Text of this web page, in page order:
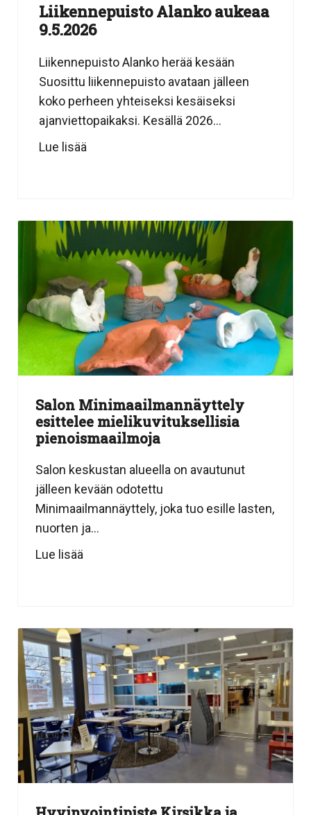
Liikennepuisto Alanko aukeaa
9.5.2026
Liikennepuisto Alanko herää kesään
Suosittu liikennepuisto avataan jälleen
koko perheen yhteiseksi kesäiseksi
ajanviettopaikaksi. Kesällä 2026...
Lue lisää
Salon Minimaailmannäyttely
esittelee mielikuvituksellisia
pienoismaailmoja
Salon keskustan alueella on avautunut
jälleen kevään odotettu
Minimaailmannäyttely, joka tuo esille lasten,
nuorten ja...
Lue lisää